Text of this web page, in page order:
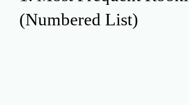
(Numbered List)